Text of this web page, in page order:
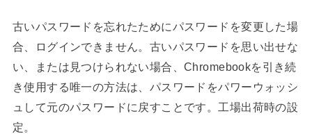
古いパスワードを忘れたためにパスワードを変更した場
合、ログインできません。古いパスワードを思い出せな
い、または見つけられない場合、Chromebookを引き続
き使用する唯一の方法は、パスワードをパワーウォッシ
ュして元のパスワードに戻すことです。工場出荷時の設
定